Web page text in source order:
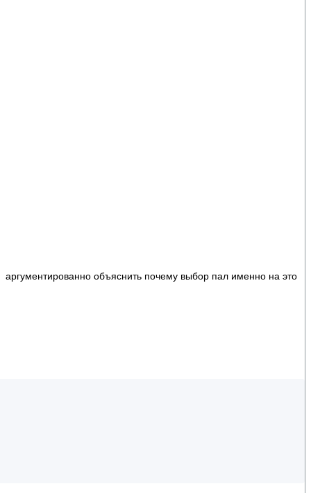
объяснить почему выбор пал именно на это